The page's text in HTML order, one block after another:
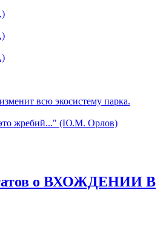
всю экосистему парка.
это жребий..." (Ю.М. Орлов)
о ВХОЖДЕНИИ В